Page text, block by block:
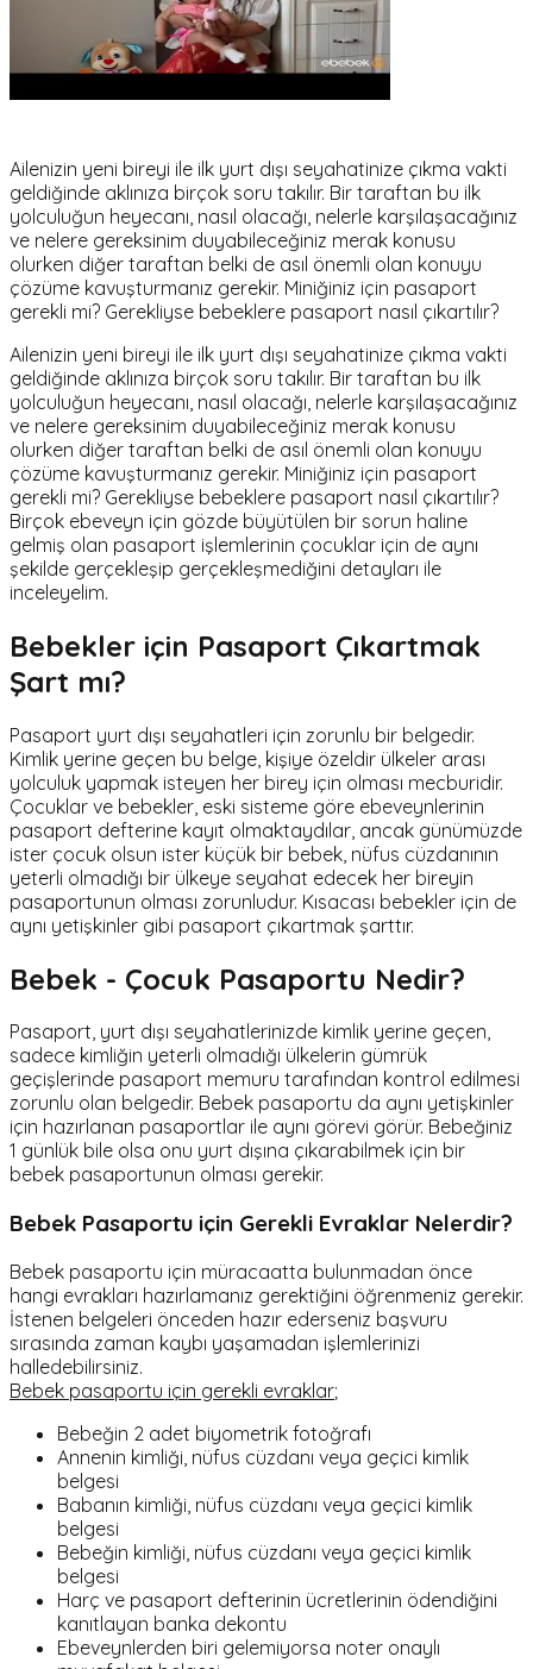
Ailenizin yeni bireyi ile ilk yurt dışı seyahatinize çıkma vakti
geldiğinde aklınıza birçok soru takılır. Bir taraftan bu ilk
yolculuğun heyecanı, nasıl olacağı, nelerle karşılaşacağınız
ve nelere gereksinim duyabileceğiniz merak konusu
olurken diğer taraftan belki de asıl önemli olan konuyu
çözüme kavuşturmanız gerekir. Miniğiniz için pasaport
gerekli mi? Gerekliyse bebeklere pasaport nasıl çıkartılır?
Ailenizin yeni bireyi ile ilk yurt dışı seyahatinize çıkma vakti
geldiğinde aklınıza birçok soru takılır. Bir taraftan bu ilk
yolculuğun heyecanı, nasıl olacağı, nelerle karşılaşacağınız
ve nelere gereksinim duyabileceğiniz merak konusu
olurken diğer taraftan belki de asıl önemli olan konuyu
çözüme kavuşturmanız gerekir. Miniğiniz için pasaport
gerekli mi? Gerekliyse bebeklere pasaport nasıl çıkartılır?
Birçok ebeveyn için gözde büyütülen bir sorun haline
gelmiş olan pasaport işlemlerinin çocuklar için de aynı
şekilde gerçekleşip gerçekleşmediğini detayları ile
inceleyelim.
Bebekler için Pasaport Çıkartmak
Şart mı?
Pasaport yurt dışı seyahatleri için zorunlu bir belgedir.
Kimlik yerine geçen bu belge, kişiye özeldir ülkeler arası
yolculuk yapmak isteyen her birey için olması mecburidir.
Çocuklar ve bebekler, eski sisteme göre ebeveynlerinin
pasaport defterine kayıt olmaktaydılar, ancak günümüzde
ister çocuk olsun ister küçük bir bebek, nüfus cüzdanının
yeterli olmadığı bir ülkeye seyahat edecek her bireyin
pasaportunun olması zorunludur. Kısacası bebekler için de
aynı yetişkinler gibi pasaport çıkartmak şarttır.
Bebek - Çocuk Pasaportu Nedir?
Pasaport, yurt dışı seyahatlerinizde kimlik yerine geçen,
sadece kimliğin yeterli olmadığı ülkelerin gümrük
geçişlerinde pasaport memuru tarafından kontrol edilmesi
zorunlu olan belgedir. Bebek pasaportu da aynı yetişkinler
için hazırlanan pasaportlar ile aynı görevi görür. Bebeğiniz
1 günlük bile olsa onu yurt dışına çıkarabilmek için bir
bebek pasaportunun olması gerekir.
Bebek Pasaportu için Gerekli Evraklar Nelerdir?
Bebek pasaportu için müracaatta bulunmadan önce
hangi evrakları hazırlamanız gerektiğini öğrenmeniz gerekir.
İstenen belgeleri önceden hazır ederseniz başvuru
sırasında zaman kaybı yaşamadan işlemlerinizi
halledebilirsiniz.
Bebek pasaportu için gerekli evraklar;
Bebeğin 2 adet biyometrik fotoğrafı
Annenin kimliği, nüfus cüzdanı veya geçici kimlik
belgesi
Babanın kimliği, nüfus cüzdanı veya geçici kimlik
belgesi
Bebeğin kimliği, nüfus cüzdanı veya geçici kimlik
belgesi
Harç ve pasaport defterinin ücretlerinin ödendiğini
kanıtlayan banka dekontu
Ebeveynlerden biri gelemiyorsa noter onaylı